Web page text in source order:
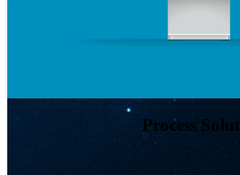
Process